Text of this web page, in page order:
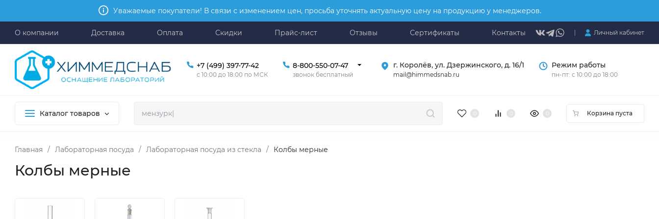
Уважаемые покупатели! В связи с изменением цен, просьба уточнять актуальную цену на продукцию у менеджеров.
О компании Доставка Оплата Скидки Прайс-лист Отзывы Сертификаты Контакты Личный кабинет
+7 (499) 397-77-42
с 10:00 до 18:00 по МСК
8-800-550-07-47
звонок бесплатный
г. Королёв, ул. Дзержинского, д. 16/1
mail@himmedsnab.ru
Режим работы
пн-пт: с 10:00 до 18:00
Каталог товаров Корзина пуста
Главная / Лабораторная посуда / Лабораторная посуда из стекла / Колбы мерные
Колбы мерные